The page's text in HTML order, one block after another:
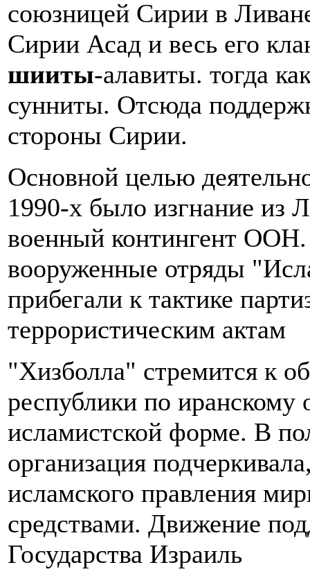
союзницей Сирии в
Сирии Асад и весь его
шииты-алавиты. тогда
сунниты. Отсюда
стороны Сирии.
Основной целью
1990-х было изгнание из
военный контингент
вооруженные отряды
прибегали к тактике
террористическим актам
"Хизболла" стремится к
республики по иранскому
исламистской форме. В
организация
исламского правления
средствами. Движение
Государства Израиль